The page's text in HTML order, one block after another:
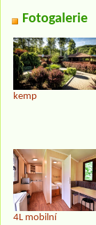
Fotogalerie
kemp
4L mobilní